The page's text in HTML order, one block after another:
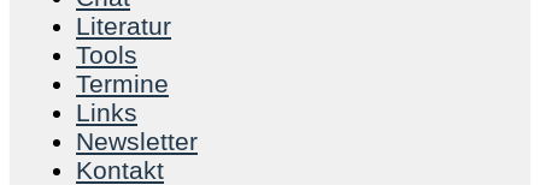
Literatur
Tools
Termine
Links
Newsletter
Kontakt